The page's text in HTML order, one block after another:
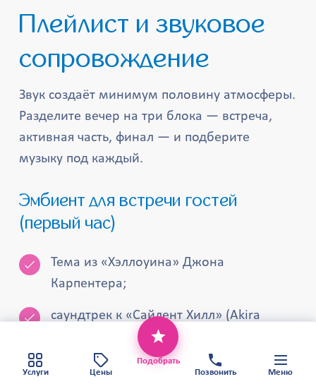
Плейлист и звуковое
сопровождение
Звук создаёт минимум половину атмосферы.
Разделите вечер на три блока — встреча,
активная часть, финал — и подберите
музыку под каждый.
Эмбиент для встречи гостей
(первый час)
Тема из «Хэллоуина» Джона
Карпентера;
саундтрек к «Сайлент Хилл» (Akira
органные импровизации Баха —
Этот веб-сайт использует файлы cookie,
чтобы обеспечить вам наилучший сервис.
Политика конфиденциальности
Карта сайта
Хорошо
Услуги Цены
Подобрать
Позвонить
Меню